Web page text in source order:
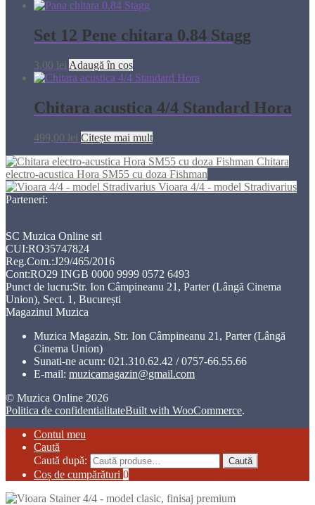
Set 12 Pene chitara 0.84 Stagg
3,00 lei Adaugă în coș
Chitara acustica 4/4 Standard Hora
499,00 lei Citește mai mult
Chitara
electro-acustica Hora SM55 cu doza Fishman
Vioara 4/4 - model Stradivarius
Parteneri:
SC Muzica Online srl
CUI:RO35747824
Reg.Com.:J29/465/2016
Cont:RO29 INGB 0000 9999 0572 6493
Punct de lucru:Str. Ion Câmpineanu 21, Parter (Lângă Cinema
Union), Sect. 1, București
Magazinul Muzica
Muzica Magazin, Str. Ion Câmpineanu 21, Parter (Lângă
Cinema Union)
Sunati-ne acum: 021.310.62.42 / 0757-66.55.66
E-mail: muzicamagazin@gmail.com
© Muzica Online 2026
Politica de confidentialitateBuilt with WooCommerce.
Contul meu
Caută
Caută după:
Caută
Coș de cumpărături 0